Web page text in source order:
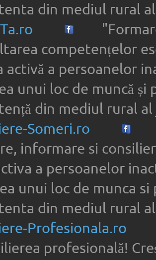
din mediul rural
competențelor
activă a persoanelor
unui loc de muncă
din mediul rural
Someri.ro
informare si
a persoanelor
unui loc de munca
din mediul rural
Profesionala.ro
profesională!